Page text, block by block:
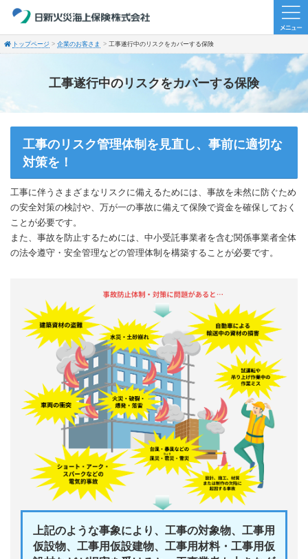
トップページ 企業のお客さま 工事遂行中のリスクをカバーする保険
工事遂行中のリスクをカバーする保険
工事のリスク管理体制を見直し、事前に適切な
対策を！
工事に伴うさまざまなリスクに備えるためには、事故を未然に防ぐため
の安全対策の検討や、万が一の事故に備えて保険で資金を確保しておく
ことが必要です。
また、事故を防止するためには、中小受託事業者を含む関係事業者全体
の法令遵守・安全管理などの管理体制を構築することが必要です。
上記のような事象により、工事の対象物、工事用
仮設物、工事用仮設建物、工事用材料・工事用仮